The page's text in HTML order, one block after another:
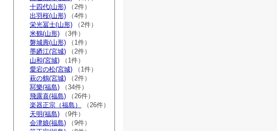
十四代(山形) （2件）
出羽桜(山形) （4件）
栄光冨士(山形) （2件）
米鶴(山形) （3件）
磐城壽(山形) （1件）
墨廼江(宮城) （2件）
山和(宮城) （1件）
愛宕の松(宮城) （1件）
萩の鶴(宮城) （2件）
冩樂(福島) （34件）
飛露喜(福島) （26件）
楽器正宗（福島）
（26件）
天明(福島) （9件）
会津娘(福島) （9件）